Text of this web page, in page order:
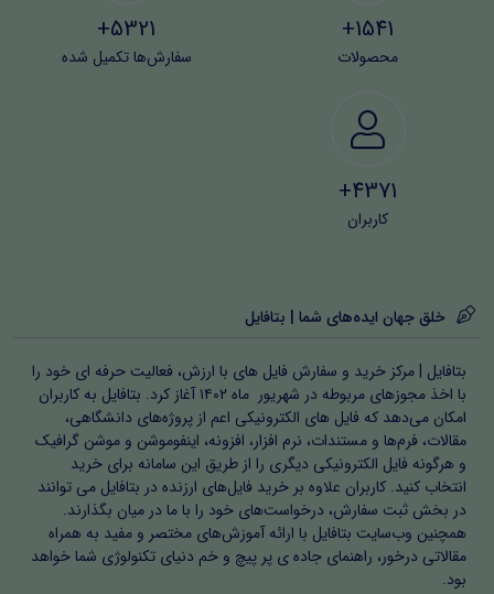
1541+
محصولات
5321+
سفارش‌ها تکمیل شده
4371+
کاربران
خلق جهان ایده‌های شما | بتافایل
بتافایل | مرکز خرید و سفارش فایل های با ارزش، فعالیت حرفه ای خود را
با اخذ مجوزهای مربوطه در شهریور ماه ۱۴۰۲ آغاز کرد. بتافایل به کاربران
امکان می‌دهد که فایل های الکترونیکی اعم از پروژه‌های دانشگاهی،
مقالات، فرم‌ها و مستندات، نرم افزار، افزونه، اینفوموشن و موشن گرافیک
و هرگونه فایل الکترونیکی دیگری را از طریق این سامانه برای خرید
انتخاب کنید. کاربران علاوه بر خرید فایل‌های ارزنده در بتافایل می توانند
در بخش ثبت سفارش، درخواست‌های خود را با ما در میان بگذارند.
همچنین وب‌سایت بتافایل با ارائه آموزش‌های مختصر و مفید به همراه
مقالاتی درخور، راهنمای جاده ی پر پیچ و خم دنیای تکنولوژی شما خواهد
بود.